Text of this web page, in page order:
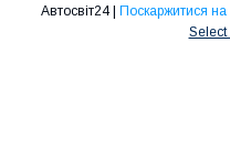
Автосвіт24 | Поскаржитися на
Select